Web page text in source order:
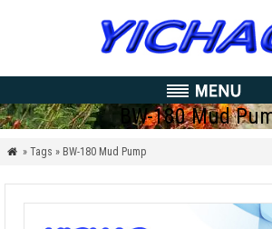
BW-180 Mud
 » Tags » BW-180 Mud Pump